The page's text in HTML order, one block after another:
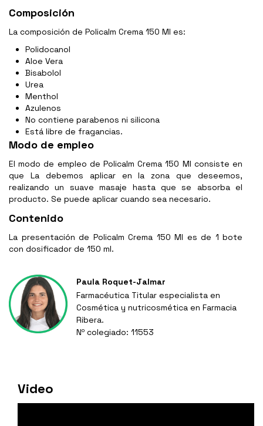
Composición
La composición de Policalm Crema 150 Ml es:
Polidocanol
Aloe Vera
Bisabolol
Urea
Menthol
Azulenos
No contiene parabenos ni silicona
Está libre de fragancias.
Modo de empleo
El modo de empleo de Policalm Crema 150 Ml consiste en
que La debemos aplicar en la zona que deseemos,
realizando un suave masaje hasta que se absorba el
producto. Se puede aplicar cuando sea necesario.
Contenido
La presentación de Policalm Crema 150 Ml es de 1 bote
con dosificador de 150 ml.
Paula Roquet-Jalmar
Farmacéutica Titular especialista en
Cosmética y nutricosmética en Farmacia
Ribera.
Nº colegiado: 11553
Video